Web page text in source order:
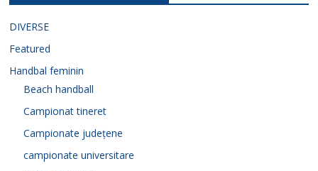
DIVERSE
Featured
Handbal feminin
Beach handball
Campionat tineret
Campionate județene
campionate universitare